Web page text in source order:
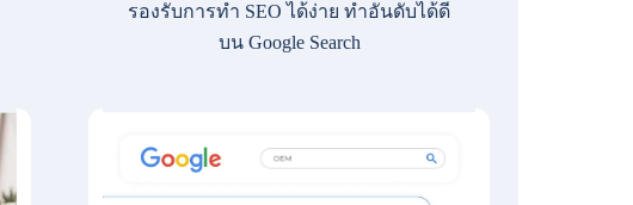
รองรับการทำ SEO ได้ง่าย ทำอันดับได้ดี
บน Google Search